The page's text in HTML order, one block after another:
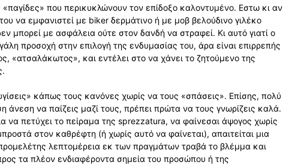
«παγίδες» που περικυκλώνουν τον επίδοξο καλοντυμένο. Εστω κι αν
να εμφανιστεί με biker δερμάτινο ή με μοβ βελούδινο γιλέκο
μπορεί με ασφάλεια ούτε στον δανδή να στραφεί. Κι αυτό γιατί ο
προσοχή στην επιλογή της ενδυμασίας του, άρα είναι επιρρεπής
«ατσαλάκωτος», και εντέλει στο να χάνει το ζητούμενο της
κάπως τους κανόνες χωρίς να τους «σπάσεις». Επίσης, πολύ
άνεση να παίζεις μαζί τους, πρέπει πρώτα να τους γνωρίζεις καλά.
να πετύχει το πείραμα της sprezzatura, να φαίνεσαι άψογος χωρίς
στον καθρέφτη (ή χωρίς αυτό να φαίνεται), απαιτείται μια
λεπτομέρεια εκ των πραγμάτων τραβά το βλέμμα και
τα πλέον ενδιαφέροντα σημεία του προσώπου ή της